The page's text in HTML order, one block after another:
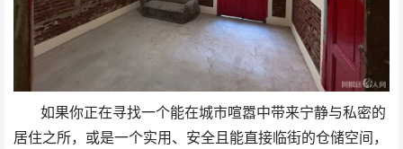
如果你正在寻找一个能在城市喧嚣中带来宁静与私密的
居住之所，或是一个实用、安全且能直接临街的仓储空间，